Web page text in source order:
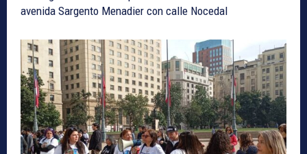
avenida Sargento Menadier con calle Nocedal